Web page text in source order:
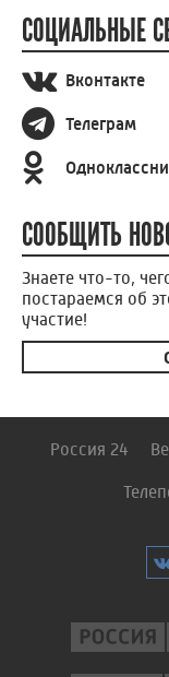
СОЦИАЛЬНЫЕ
Вконтакте
Телеграм
СООБЩИТЬ
Знаете что-то,
постараемся об
участие!
Россия 24